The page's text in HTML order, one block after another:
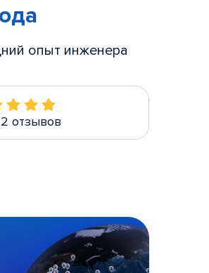
опыт инженера
отзывов